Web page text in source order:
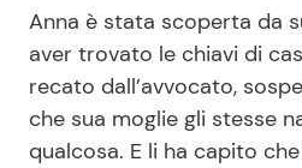
Anna è stata scoperta da
aver trovato le chiavi di
recato dall’avvocato,
che sua moglie gli stesse
qualcosa. E li ha capito